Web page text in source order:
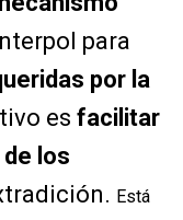
para
por la
es facilitar
los
Está